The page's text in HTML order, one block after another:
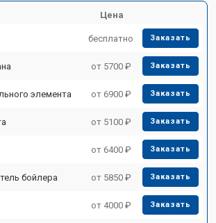
Цена
бесплатно Заказать
от 5700 ₽ Заказать
элемента от 6900 ₽ Заказать
от 5100 ₽ Заказать
от 6400 ₽ Заказать
бойлера от 5850 ₽ Заказать
от 4000 ₽ Заказать